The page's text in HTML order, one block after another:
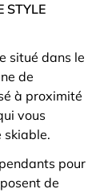
dans les Alpes
préférer les
doute partie de
de secteurs
STYLE
situé dans le
de
à proximité
vous
skiable.
pour
de